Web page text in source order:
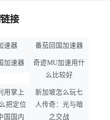
接
速器 番茄回国加速器
加速器
奇迹MU加速用什
么比较好
用掌上
把定位
国国内
新加坡怎么玩七
人传奇：光与暗
之交战